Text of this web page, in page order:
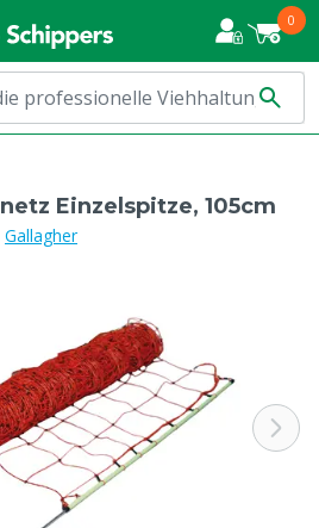
0
Einzelspitze, 105cm
Gallagher